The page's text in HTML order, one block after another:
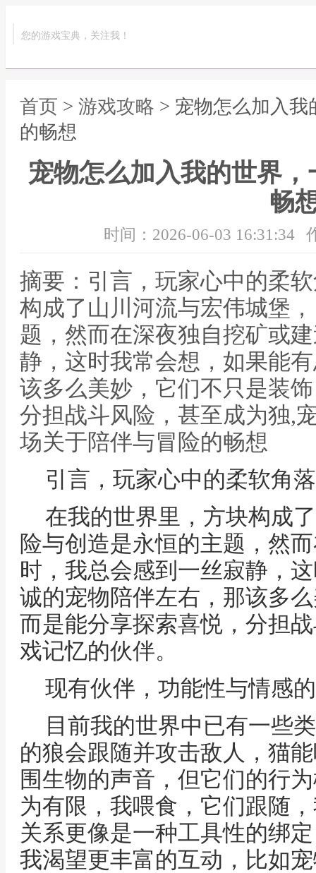
您的游戏宝典，关注我！
首页 > 游戏攻略 > 宠物怎么加入
的畅想
宠物怎么加入我的世界
畅
时间：2026-06-03 16:31:34
摘要：引言，玩家心中的柔
构成了山川河流与宏伟城堡
题，然而在深夜独自挖矿或
静，这时我常会想，如果能
该多么美妙，它们不只是装
分担战斗风险，甚至成为独,
场关于陪伴与冒险的畅想
引言，玩家心中的柔软角落
在我的世界里，方块构成
险与创造是永恒的主题，然
时，我总会感到一丝寂静，
诚的宠物陪伴左右，那该多
而是能分享探索喜悦，分担
戏记忆的伙伴。
现有伙伴，功能性与情感
目前我的世界中已有一些
的狼会跟随并攻击敌人，猫
围生物的声音，但它们的行
为有限，我喂食，它们跟随
关系更像是一种工具性的绑
我渴望更丰富的互动，比如